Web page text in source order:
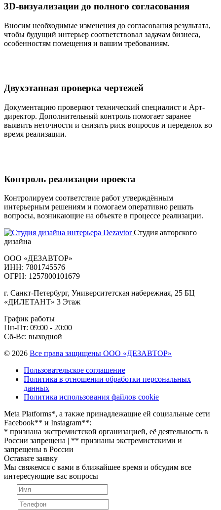
3D-визуализации до полного согласования
Вносим необходимые изменения до согласования результата,
чтобы будущий интерьер соответствовал задачам бизнеса,
особенностям помещения и вашим требованиям.
Двухэтапная проверка чертежей
Документацию проверяют технический специалист и Арт-
директор. Дополнительный контроль помогает заранее
выявить неточности и снизить риск вопросов и переделок во
время реализации.
Контроль реализации проекта
Контролируем соответствие работ утверждённым
интерьерным решениям и помогаем оперативно решать
вопросы, возникающие на объекте в процессе реализации.
Студия авторского
дизайна
ООО «ДЕЗАВТОР»
ИНН: 7801745576
ОГРН: 1257800101679
г. Санкт-Петербург, Университетская набережная, 25 БЦ
«ДИЛЕТАНТ» 3 Этаж
График работы
Пн-Пт: 09:00 - 20:00
Сб-Вс: выходной
© 2026 Все права защищены ООО «ДЕЗАВТОР»
Пользовательское соглашение
Политика в отношении обработки персональных
данных
Политика использования файлов cookie
Meta Platforms*, а также принадлежащие ей социальные сети
Facebook** и Instagram**:
* признана экстремистской организацией, её деятельность в
России запрещена | ** признаны экстремистскими и
запрещены в России
Оставьте заявку
Мы свяжемся с вами в ближайшее время и обсудим все
интересующие вас вопросы